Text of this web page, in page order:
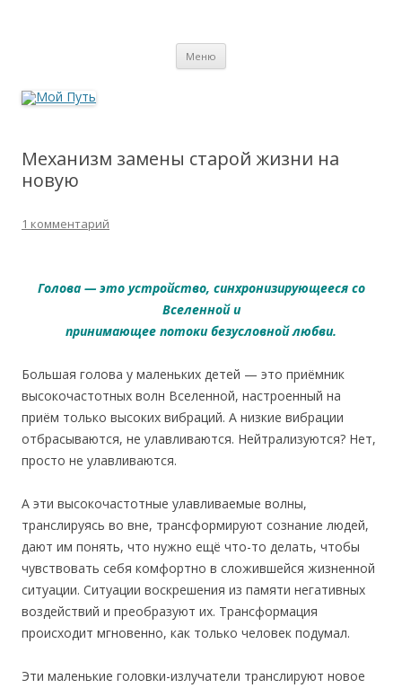
Меню
Механизм замены старой жизни на
новую
1 комментарий
Голова — это устройство, синхронизирующееся со
Вселенной и
принимающее потоки безусловной любви.
Большая голова у маленьких детей — это приёмник
высокочастотных волн Вселенной, настроенный на
приём только высоких вибраций. А низкие вибрации
отбрасываются, не улавливаются. Нейтрализуются? Нет,
просто не улавливаются.
А эти высокочастотные улавливаемые волны,
транслируясь во вне, трансформируют сознание людей,
дают им понять, что нужно ещё что-то делать, чтобы
чувствовать себя комфортно в сложившейся жизненной
ситуации. Ситуации воскрешения из памяти негативных
воздействий и преобразуют их. Трансформация
происходит мгновенно, как только человек подумал.
Эти маленькие головки-излучатели транслируют новое